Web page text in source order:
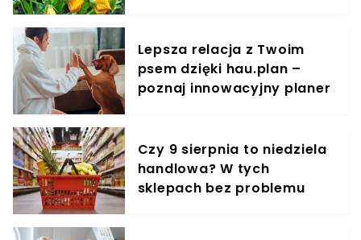
Lepsza relacja z Twoim
psem dzięki hau.plan –
poznaj innowacyjny planer
Czy 9 sierpnia to niedziela
handlowa? W tych
sklepach bez problemu